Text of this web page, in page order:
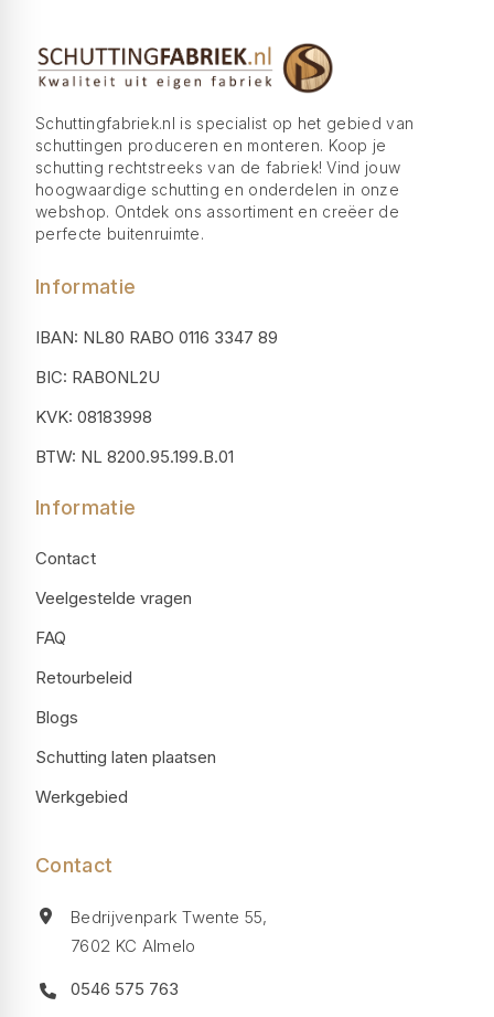
Schuttingfabriek.nl is specialist op het gebied van
schuttingen produceren en monteren. Koop je
schutting rechtstreeks van de fabriek! Vind jouw
hoogwaardige schutting en onderdelen in onze
webshop. Ontdek ons assortiment en creëer de
perfecte buitenruimte.
Informatie
IBAN: NL80 RABO 0116 3347 89
BIC: RABONL2U
KVK: 08183998
BTW: NL 8200.95.199.B.01
Informatie
Contact
Veelgestelde vragen
FAQ
Retourbeleid
Blogs
Schutting laten plaatsen
Werkgebied
Contact
Bedrijvenpark Twente 55,
7602 KC Almelo
0546 575 763